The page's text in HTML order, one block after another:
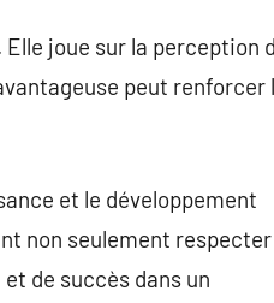
joue sur la perception
peut renforcer
et le développement
non seulement
de succès dans un